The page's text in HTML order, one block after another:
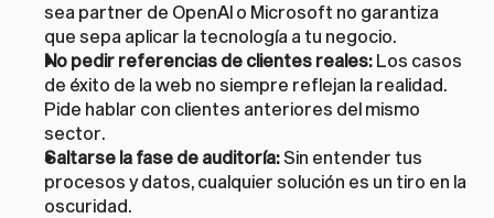
sea partner de OpenAI o Microsoft no garantiza
que sepa aplicar la tecnología a tu negocio.
No pedir referencias de clientes reales: Los casos
de éxito de la web no siempre reflejan la realidad.
Pide hablar con clientes anteriores del mismo
sector.
Saltarse la fase de auditoría: Sin entender tus
procesos y datos, cualquier solución es un tiro en la
oscuridad.